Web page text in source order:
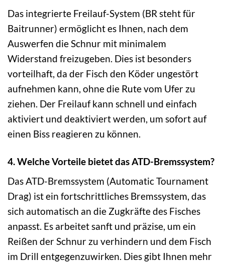
Das integrierte Freilauf-System (BR steht für
Baitrunner) ermöglicht es Ihnen, nach dem
Auswerfen die Schnur mit minimalem
Widerstand freizugeben. Dies ist besonders
vorteilhaft, da der Fisch den Köder ungestört
aufnehmen kann, ohne die Rute vom Ufer zu
ziehen. Der Freilauf kann schnell und einfach
aktiviert und deaktiviert werden, um sofort auf
einen Biss reagieren zu können.
4. Welche Vorteile bietet das ATD-Bremssystem?
Das ATD-Bremssystem (Automatic Tournament
Drag) ist ein fortschrittliches Bremssystem, das
sich automatisch an die Zugkräfte des Fisches
anpasst. Es arbeitet sanft und präzise, um ein
Reißen der Schnur zu verhindern und dem Fisch
im Drill entgegenzuwirken. Dies gibt Ihnen mehr